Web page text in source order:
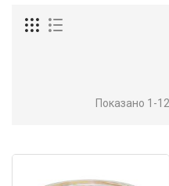
Показано 1-